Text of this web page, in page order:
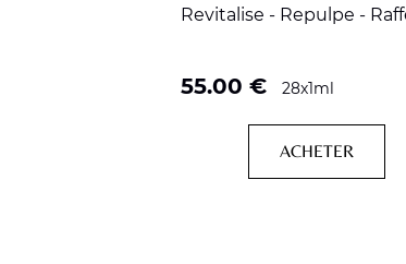
Revitalise - Repulpe -
55.00 € 28x1ml
ACHETER